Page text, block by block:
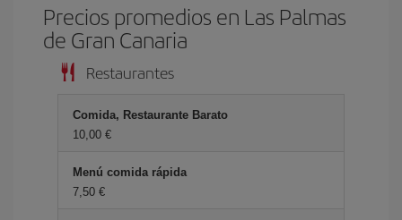
Precios promedios en Las Palmas
de Gran Canaria
Restaurantes
Comida, Restaurante Barato
10,00
Menú comida rápida
7,50